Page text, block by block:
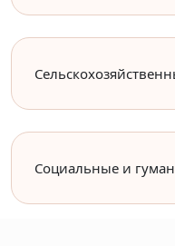
Социальные и